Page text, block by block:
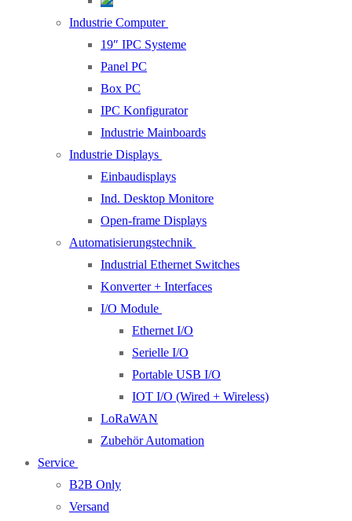
Industrie Computer
19″ IPC Systeme
Panel PC
Box PC
IPC Konfigurator
Industrie Mainboards
Industrie Displays
Einbaudisplays
Ind. Desktop Monitore
Open-frame Displays
Automatisierungstechnik
Industrial Ethernet Switches
Konverter + Interfaces
I/O Module
Ethernet I/O
Serielle I/O
Portable USB I/O
IOT I/O (Wired + Wireless)
LoRaWAN
Zubehör Automation
Service
B2B Only
Versand